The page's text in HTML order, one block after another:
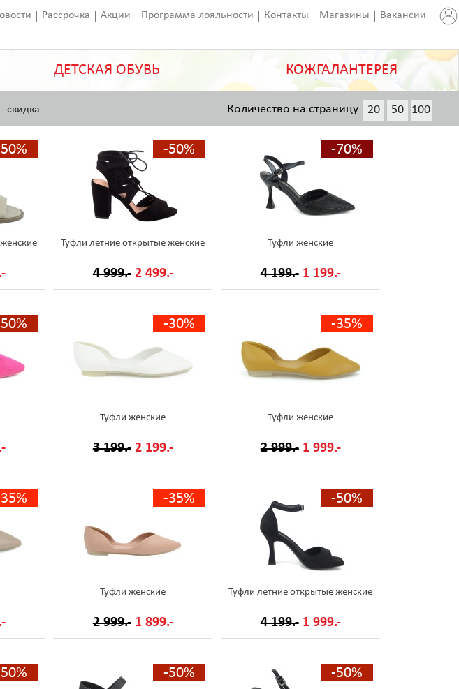
Рассрочка Акции Программа лояльности Контакты Магазины Вакансии
ДЕТСКАЯ ОБУВЬ КОЖГАЛАНТЕРЕЯ
скидка 20 50 100
200
Количество на страницу
-50%
Туфли летние открытые женские
4 999.- 2 499.-
-70%
Туфли женские
4 199.- 1 199.-
-30%
Туфли женские
3 199.- 2 199.-
-35%
Туфли женские
2 999.- 1 999.-
-35%
Туфли женские
2 999.- 1 899.-
-50%
Туфли летние открытые женские
4 199.- 1 999.-
-50% -50%